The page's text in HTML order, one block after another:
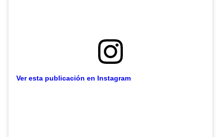
Ver esta publicación en Instagram